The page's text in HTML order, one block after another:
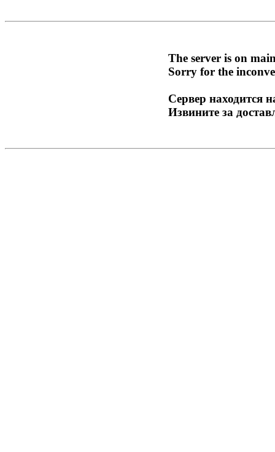
The server is on
Sorry for the
Сервер находится
Извините за